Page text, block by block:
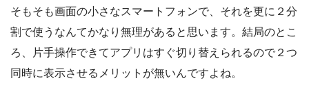
そもそも画面の小さなスマートフォンで、それを更に２分
割で使うなんてかなり無理があると思います。結局のとこ
ろ、片手操作できてアプリはすぐ切り替えられるので２つ
同時に表示させるメリットが無いんですよね。